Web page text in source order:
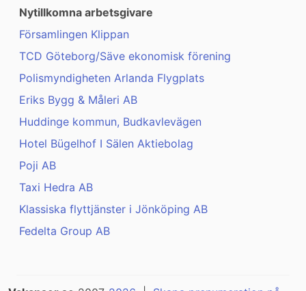
Nytillkomna arbetsgivare
Församlingen Klippan
TCD Göteborg/Säve ekonomisk förening
Polismyndigheten Arlanda Flygplats
Eriks Bygg & Måleri AB
Huddinge kommun, Budkavlevägen
Hotel Bügelhof I Sälen Aktiebolag
Poji AB
Taxi Hedra AB
Klassiska flyttjänster i Jönköping AB
Fedelta Group AB